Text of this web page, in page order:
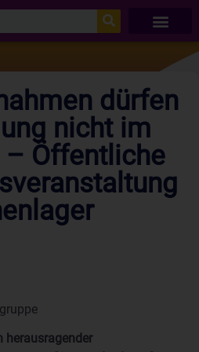
dürfen
nicht im
– Öffentliche
herausragender